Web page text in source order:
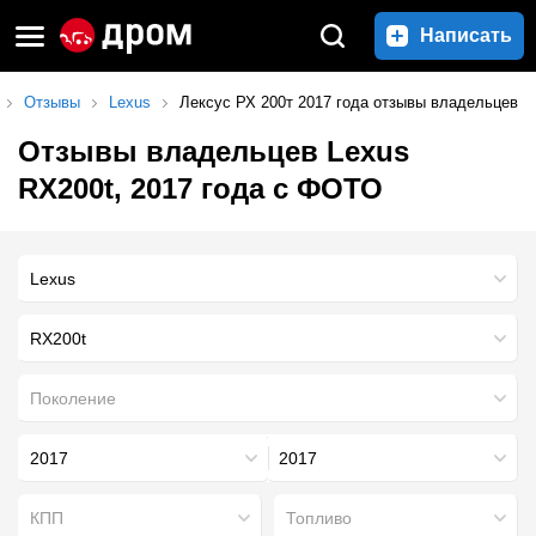
Написать
Отзывы Lexus Лексус РХ 200т 2017 года отзывы владельцев
Отзывы владельцев Lexus
RX200t, 2017 года с ФОТО
RX200t
Поколение
2017 2017
КПП Топливо